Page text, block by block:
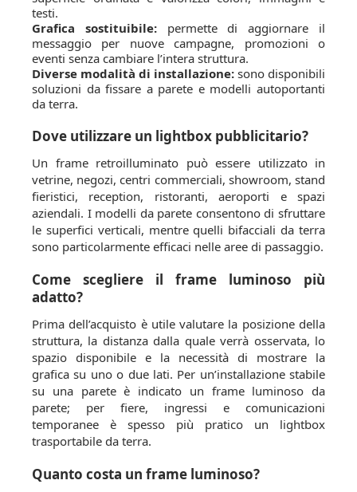
testi.
Grafica sostituibile:permette di aggiornare il
messaggio per nuove campagne, promozioni o
eventi senza cambiare l’intera struttura.
Diverse modalità di installazione: sono disponibili
soluzioni da fissare a parete e modelli autoportanti
da terra.
Dove utilizzare un lightbox pubblicitario?
Un frame retroilluminato può essere utilizzato in
vetrine, negozi, centri commerciali, showroom, stand
fieristici, reception, ristoranti, aeroporti e spazi
aziendali. I modelli da parete consentono di sfruttare
le superfici verticali, mentre quelli bifacciali da terra
sono particolarmente efficaci nelle aree di passaggio.
Come scegliere il frame luminoso più
adatto?
Prima dell’acquisto è utile valutare la posizione della
struttura, la distanza dalla quale verrà osservata, lo
spazio disponibile e la necessità di mostrare la
grafica su uno o due lati. Per un’installazione stabile
su una parete è indicato un frame luminoso da
parete; per fiere, ingressi e comunicazioni
temporanee è spesso più pratico un lightbox
trasportabile da terra.
Quanto costa un frame luminoso?